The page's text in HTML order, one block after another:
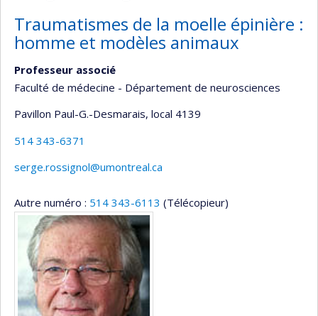
Traumatismes de la moelle épinière :
homme et modèles animaux
Professeur associé
Faculté de médecine - Département de neurosciences
Pavillon Paul-G.-Desmarais, local 4139
514 343-6371
serge.rossignol@umontreal.ca
Autre numéro : 514 343-6113 (Télécopieur)
Médias